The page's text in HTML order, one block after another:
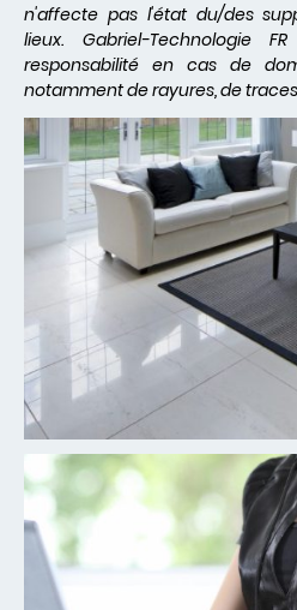
n'affecte pas l'état du/des
lieux. Gabriel-Technologie
responsabilité en cas de
notamment de rayures, de